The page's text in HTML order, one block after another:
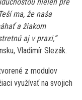
ma, že naša
a žiakom
aj v praxi,“
Vladimír Slezák.
z modulov
využívať na svojich